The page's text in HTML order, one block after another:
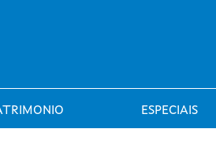
ESPECIAIS